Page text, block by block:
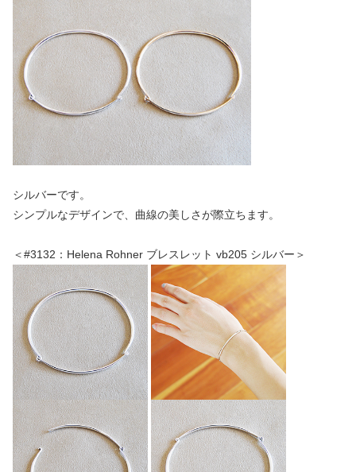
シルバーです。
シンプルなデザインで、曲線の美しさが際立ちます。
＜#3132：Helena Rohner ブレスレット vb205 シルバー＞